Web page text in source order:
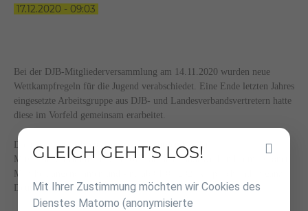
17.12.2020 - 09:03
Bei der DJB-Mitgliederversammlung am 14.11.2020 wurden neue
Wettkampfregeln für die Jugend verabschiedet. Eine Ende letzten Jahres
eingesetzte Arbeitsgruppe aus DJB- und Landesverbandsvertretern hatte
diese im Vorfeld gemeinsam erarbeitet.
Die neuen Jugendwettkampfregeln wurden bei der
Mitgliederversammlung des DJB von den Landesverbänden mit großer
Mehrheit angenommen und sind ab 01.01.2021 verpflichtend in ganz
Deutschland anzuwenden.
Inhalt
GLEICH GEHT'S LOS!
Mit Ihrer Zustimmung möchten wir Cookies des
Dienstes Matomo (anonymisierte